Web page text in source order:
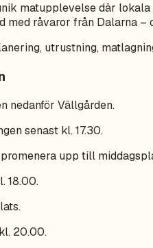
matupplevelse där
med råvaror från Dalarna –
utrustning,
nedanför Vällgården.
senast kl. 17.30.
upp till
18.00.
20.00.